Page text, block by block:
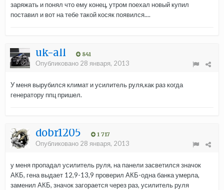
заряжать и понял что ему конец, утром поехал новый купил
поставил и вот на тебе такой косяк появился....
uk-all 841
Опубликовано 28 января, 2013
У меня вырубился климат и усилитель руля,как раз когда
генератору ппц пришел.
dobr1205 1 717
Опубликовано 28 января, 2013
у меня пропадал усилитель руля, на панели засветился значок
АКБ, гена выдает 12,9-13,9 проверил АКБ-одна банка умерла,
заменил АКБ, значок загорается через раз, усилитель руля